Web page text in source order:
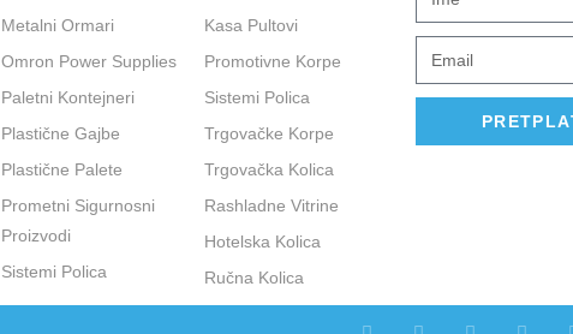
Metalni Ormari
Omron Power Supplies
Paletni Kontejneri
Plastične Gajbe
Plastične Palete
Prometni Sigurnosni
Proizvodi
Sistemi Polica
Kasa Pultovi
Promotivne Korpe
Sistemi Polica
Trgovačke Korpe
Trgovačka Kolica
Rashladne Vitrine
Hotelska Kolica
Ručna Kolica